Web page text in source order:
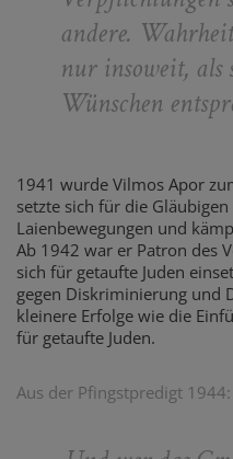
andere.
nur insoweit, als
Wünschen
1941 wurde Vilmos Apor
setzte sich für die
Laienbewegungen und
Ab 1942 war er Patron des
sich für getaufte Juden
gegen Diskriminierung und
kleinere Erfolge wie die
für getaufte Juden.
Aus der Pfingstpredigt 1944: